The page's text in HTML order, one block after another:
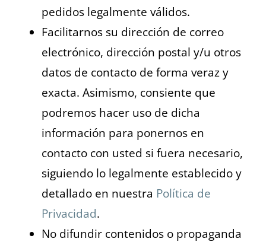
pedidos legalmente válidos.
Facilitarnos su dirección de correo
electrónico, dirección postal y/u otros
datos de contacto de forma veraz y
exacta. Asimismo, consiente que
podremos hacer uso de dicha
información para ponernos en
contacto con usted si fuera necesario,
siguiendo lo legalmente establecido y
detallado en nuestra Política de
Privacidad.
No difundir contenidos o propaganda